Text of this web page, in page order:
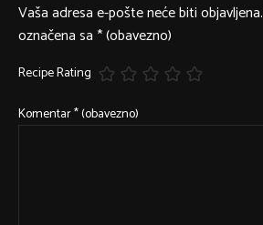
Vaša adresa e-pošte neće biti objavljena.
označena sa* (obavezno)
Recipe Rating
Komentar* (obavezno)